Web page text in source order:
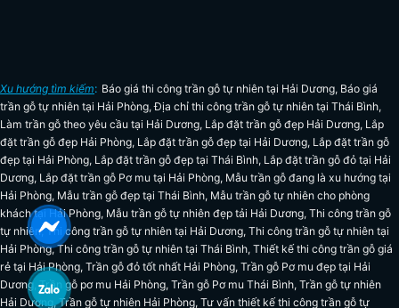
Xu hướng tìm kiếm: Báo giá thi công trần gỗ tự nhiên tại Hải Dương, Báo giá
trần gỗ tự nhiên tại Hải Phòng,Địa chỉ thi công trần gỗ tự nhiên tại Thái Bình,
Làm trần gỗ theo yêu cầu tại Hải Dương, Lắp đặt trần gỗ đẹp Hải Dương, Lắp
đặt trần gỗ đẹp Hải Phòng, Lắp đặt trần gỗ đẹp tại Hải Dương, Lắp đặt trần gỗ
đẹp tại Hải Phòng, Lắp đặt trần gỗ đẹp tại Thái Bình, Lắp đặt trần gỗ đỏ tại Hải
Dương, Lắp đặt trần gỗ Pơ mu tại Hải Phòng, Mẫu trần gỗ đang là xu hướng tại
Hải Phòng, Mẫu trần gỗ đẹp tại Thái Bình, Mẫu trần gỗ tự nhiên cho phòng
khách tại Hải Phòng, Mẫu trần gỗ tự nhiên đẹp tải Hải Dương, Thi công trần gỗ
tự nhiên,Thi công trần gỗ tự nhiên tại Hải Dương, Thi công trần gỗ tự nhiên tại
Hải Phòng,Thi công trần gỗ tự nhiên tại Thái Bình, Thiết kế thi công trần gỗ giá
rẻ tại Hải Phòng, Trần gỗ đỏ tốt nhất Hải Phòng, Trần gỗ Pơ mu đẹp tại Hải
Dương ,Trần gỗ pơ mu Hải Phòng, Trần gỗ Pơ mu Thái Bình, Trần gỗ tự nhiên
Hải Dương
,Trần gỗ tự nhiên Hải Phòng, Tư vấn thiết kế thi công trần gỗ tự